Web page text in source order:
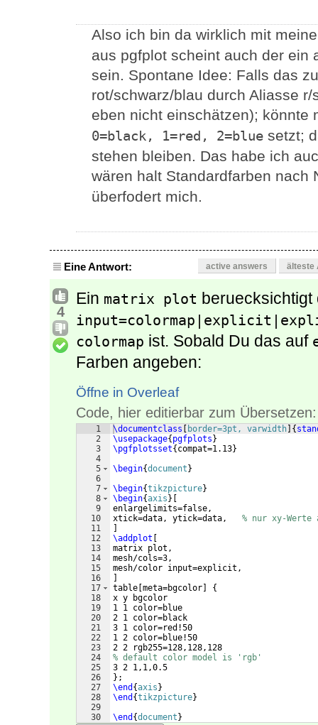
Also ich bin da wirklich mit
aus pgfplot scheint auch der ein
sein. Spontane Idee: Falls das
rot/schwarz/blau durch Aliasse
eben nicht einschätzen); könnte
0=black, 1=red, 2=blue setzt;
stehen bleiben. Das habe ich
wären halt Standardfarben nach
überfodert mich.
Eine Antwort: active answers älteste
4
Ein matrix plot
colormap ist. Sobald Du das auf
Farben angeben:
Öffne in Overleaf
Code, hier editierbar zum Übersetzen:
1
2
3
4
5
6
7
8
9
10
11
12
13
14
15
16
17
18
19
20
21
22
23
24
25
26
27
28
29
30
\documentclass border=3pt, varwidth {
\usepackage{ pgfplots }
\pgfplotsset{ compat=1.13}
\begin{document }
\begin{tikzpicture}
\begin{axis }
enlargelimits=false,
xtick=data, ytick=data, % nur xy-Werte
\addplot
matrix plot,
mesh/cols=3,
mesh/color input=explicit,
table meta=bgcolor
{
x y bgcolor
1 1 color=blue
2 1 color=black
3 1 color=red!50
1 2 color=blue!50
2 2 rgb255=128,128,128
% default color model is 'rgb'
3 2 1,1,0.5
} ;
\end {axis }
\end {tikzpicture}
\end {document }